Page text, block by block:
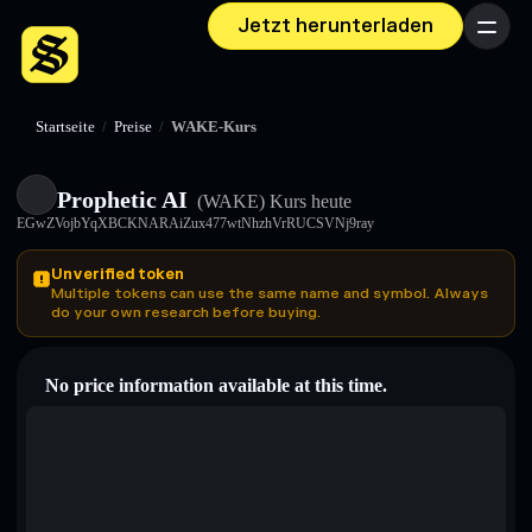
Jetzt herunterladen Menü
Startseite / Preise / WAKE-Kurs
Prophetic AI (WAKE) Kurs heute
EGwZVojbYqXBCKNARAiZux477wtNhzhVrRUCSVNj9ray
Unverified token
Multiple tokens can use the same name and symbol. Always
do your own research before buying.
No price information available at this time.